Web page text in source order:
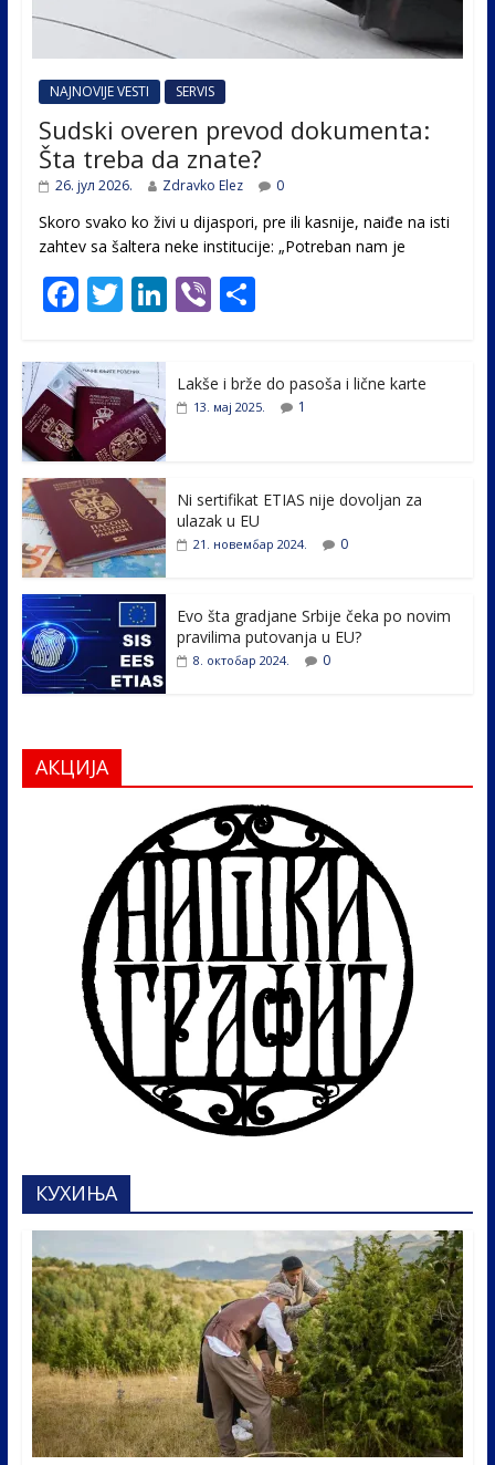
NAJNOVIJE VESTI SERVIS
Sudski overen prevod dokumenta:
Šta treba da znate?
26. јул 2026. Zdravko Elez 0
Skoro svako ko živi u dijaspori, pre ili kasnije, naiđe na isti
zahtev sa šaltera neke institucije: „Potreban nam je
F
e
b
o
o
k
T
itt
er
Li
e
Vi
er
S
ar
e
Lakše i brže do pasoša i lične karte
13. мај 2025. 1
Ni sertifikat ETIAS nije dovoljan za
ulazak u EU
21. новембар 2024. 0
Evo šta gradjane Srbije čeka po novim
pravilima putovanja u EU?
8. октобар 2024. 0
АКЦИЈА
КУХИЊА